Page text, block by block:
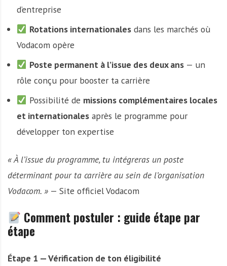
d’entreprise
Rotations internationalesdans les marchés où
Vodacom opère
Poste permanent à l’issue des deux ans— un
rôle conçu pour booster ta carrière
Possibilité de missions complémentaires locales
et internationalesaprès le programme pour
développer ton expertise
« À l’issue du programme, tu intégreras un poste
déterminant pour ta carrière au sein de l’organisation
Vodacom. » — Site officiel Vodacom
Comment postuler : guide étape par
étape
Étape 1 — Vérification de ton éligibilité